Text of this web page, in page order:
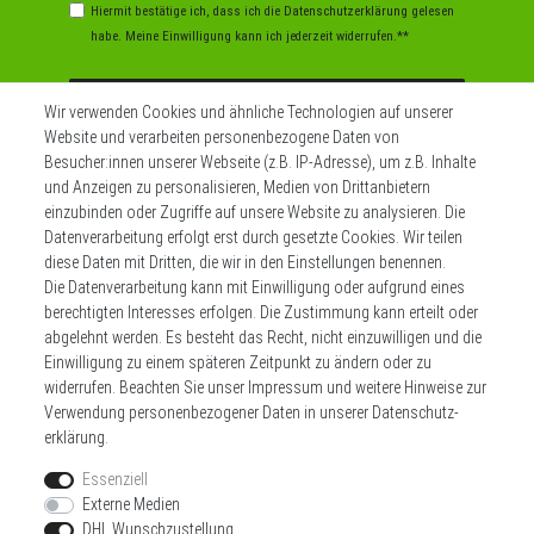
Hiermit bestätige ich, dass ich die Daten­schutz­erklärung gelesen
habe. Meine Einwilligung kann ich jederzeit widerrufen.**
** Hierbei handelt es sich um ein Pflichtfeld.
Widerrufs­recht Impressum
Daten­schutz­erklärung AGB Kontakt
Zahlen sie bequem per
Wir verwenden Cookies und ähnliche Technologien auf unserer
Website und verarbeiten personenbezogene Daten von
Besucher:innen unserer Webseite (z.B. IP-Adresse), um z.B. Inhalte
und Anzeigen zu personalisieren, Medien von Drittanbietern
einzubinden oder Zugriffe auf unsere Website zu analysieren. Die
Datenverarbeitung erfolgt erst durch gesetzte Cookies. Wir teilen
diese Daten mit Dritten, die wir in den Einstellungen benennen.
Die Datenverarbeitung kann mit Einwilligung oder aufgrund eines
berechtigten Interesses erfolgen. Die Zustimmung kann erteilt oder
abgelehnt werden. Es besteht das Recht, nicht einzuwilligen und die
Einwilligung zu einem späteren Zeitpunkt zu ändern oder zu
widerrufen. Beachten Sie unser Impressum und weitere Hinweise zur
Verwendung personenbezogener Daten in unserer Daten­schutz­
erklärung
Essenziell
Externe Medien
DHL Wunschzustellung